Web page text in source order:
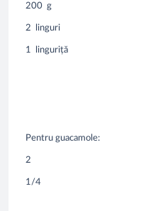
200 g
2 linguri
1 linguriță
Pentru guacamole:
2
1/4